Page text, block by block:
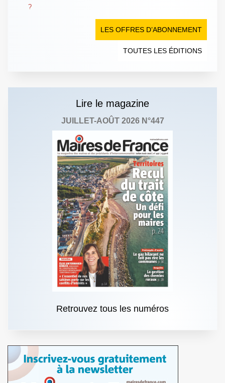
?
LES OFFRES D’ABONNEMENT
TOUTES LES ÉDITIONS
Lire le magazine
JUILLET-AOÛT 2026 N°447
Retrouvez tous les numéros